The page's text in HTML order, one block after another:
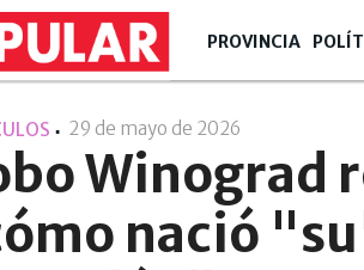
PROVINCIA
29 de mayo de 2026
Winograd
nació